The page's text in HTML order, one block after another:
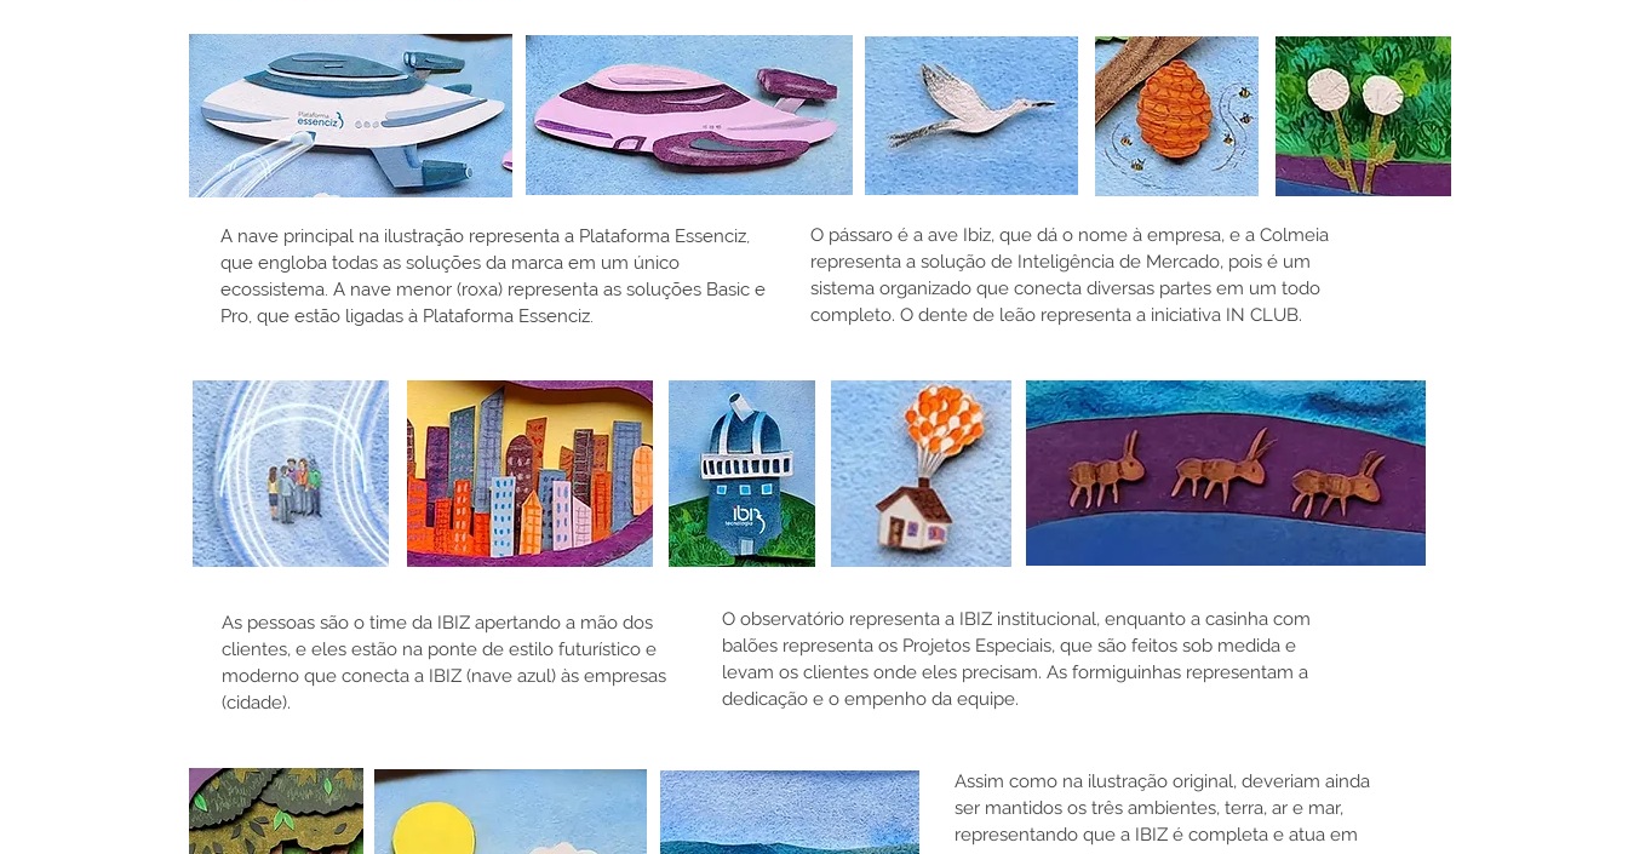
A nave principal na ilustração representa a Plataforma Essenciz,
que engloba todas as soluções da marca em um único
ecossistema. A nave menor (roxa) representa as soluções Basic e
Pro, que estão ligadas à Plataforma Essenciz.
O pássaro é a ave Ibiz, que dá o nome à empresa, e a Colmeia
representa a solução de Inteligência de Mercado, pois é um
sistema organizado que conecta diversas partes em um todo
completo. O dente de leão representa a iniciativa IN CLUB.
Assim como na ilustração original, deveriam ainda
ser mantidos os três ambientes, terra, ar e mar,
representando que a IBIZ é completa e atua em
As pessoas são o time da IBIZ apertando a mão dos
clientes, e eles estão na ponte de estilo futurístico e
moderno que conecta a IBIZ (nave azul) às empresas
(cidade).
O observatório representa a IBIZ institucional, enquanto a casinha com
balões representa os Projetos Especiais, que são feitos sob medida e
levam os clientes onde eles precisam. As formiguinhas representam a
dedicação e o empenho da equipe.